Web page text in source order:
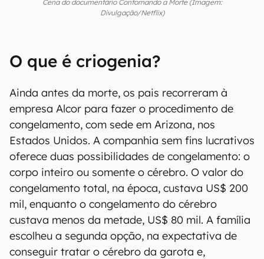
Cena do documentário Contornando a Morte (Imagem:
Divulgação/Netflix)
O que é criogenia?
Ainda antes da morte, os pais recorreram à
empresa Alcor para fazer o procedimento de
congelamento, com sede em Arizona, nos
Estados Unidos. A companhia sem fins lucrativos
oferece duas possibilidades de congelamento: o
corpo inteiro ou somente o cérebro. O valor do
congelamento total, na época, custava US$ 200
mil, enquanto o congelamento do cérebro
custava menos da metade, US$ 80 mil. A família
escolheu a segunda opção, na expectativa de
conseguir tratar o cérebro da garota e,